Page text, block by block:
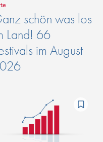
schön was los
Land! 66
im August